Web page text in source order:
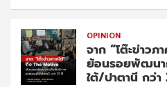
OPINION
จาก “โต๊ะข่าว
ย้อนรอยพัฒนา
ใต้/ปาตานี กว่า